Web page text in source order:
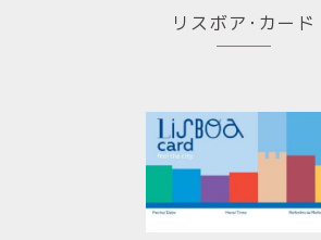
リスボア･カード